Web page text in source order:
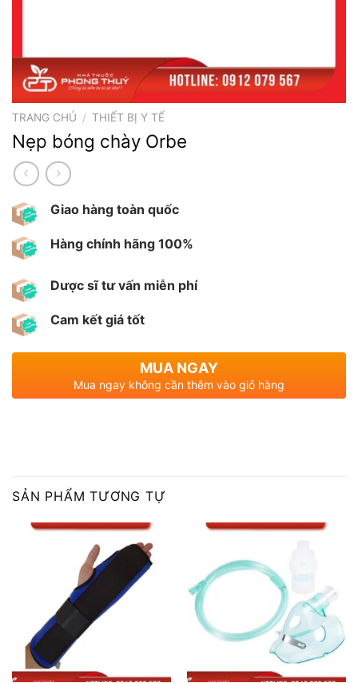
TRANG CHỦ / THIẾT BỊ Y TẾ
Nẹp bóng chày Orbe
Giao hàng toàn quốc
Hàng chính hãng 100%
Dược sĩ tư vấn miễn phí
Cam kết giá tốt
MUA NGAY
Mua ngay không cần thêm vào giỏ hàng
SẢN PHẨM TƯƠNG TỰ